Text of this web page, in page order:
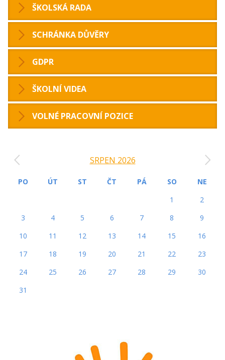
ŠKOLSKÁ RADA
SCHRÁNKA DŮVĚRY
GDPR
ŠKOLNÍ VIDEA
VOLNÉ PRACOVNÍ POZICE
SRPEN 2026
PO ÚT ST ČT PÁ SO
NE
1
2
3
4 5 6 7 8
9
10
11 12 13 14 15
16
17
18 19 20 21 22
23
24
25 26 27 28 29
30
31